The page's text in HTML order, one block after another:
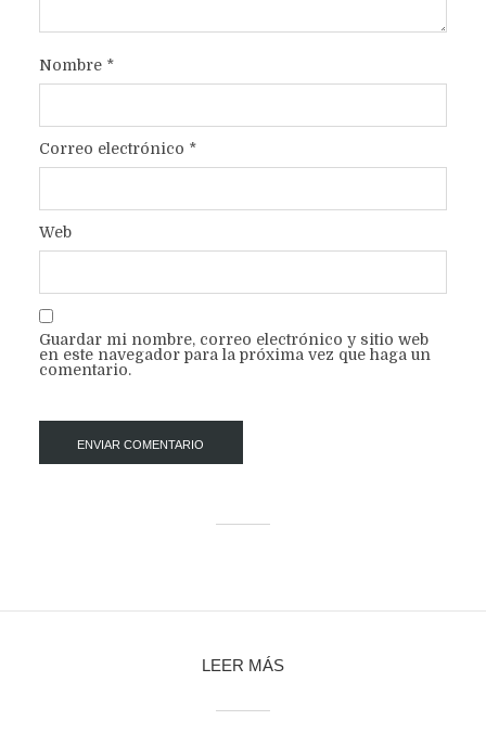
Nombre *
Correo electrónico *
Web
Guardar mi nombre, correo electrónico y sitio web
en este navegador para la próxima vez que haga un
comentario.
LEER MÁS